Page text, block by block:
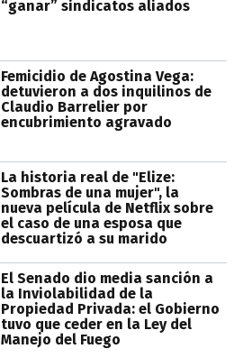
“ganar” sindicatos aliados
Femicidio de Agostina Vega:
detuvieron a dos inquilinos de
Claudio Barrelier por
encubrimiento agravado
La historia real de "Elize:
Sombras de una mujer", la
nueva película de Netflix sobre
el caso de una esposa que
descuartizó a su marido
El Senado dio media sanción a
la Inviolabilidad de la
Propiedad Privada: el Gobierno
tuvo que ceder en la Ley del
Manejo del Fuego